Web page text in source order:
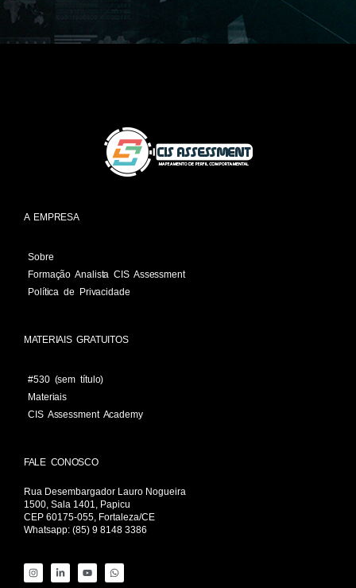
A EMPRESA
Sobre
Formação Analista CIS Assessment
Política de Privacidade
MATERIAIS GRATUITOS
#530 (sem título)
Materiais
CIS Assessment Academy
FALE CONOSCO
Rua Desembargador Lauro Nogueira
1500, Sala 1401, Papicu
CEP 60175-055, Fortaleza/CE
Whatsapp: (85) 9 8148 3386